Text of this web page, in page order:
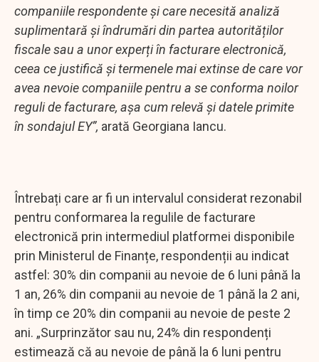
companiile respondente şi care necesită analiză
suplimentară şi îndrumări din partea autorităților
fiscale sau a unor experți în facturare electronică,
ceea ce justifică şi termenele mai extinse de care vor
avea nevoie companiile pentru a se conforma noilor
reguli de facturare, așa cum relevă şi datele primite
în sondajul EY”, arată Georgiana Iancu.
Întrebați care ar fi un intervalul considerat rezonabil
pentru conformarea la regulile de facturare
electronică prin intermediul platformei disponibile
prin Ministerul de Finanțe, respondenții au indicat
astfel: 30% din companii au nevoie de 6 luni până la
1 an, 26% din companii au nevoie de 1 până la 2 ani,
în timp ce 20% din companii au nevoie de peste 2
ani. „Surprinzător sau nu, 24% din respondenți
estimează că au nevoie de până la 6 luni pentru